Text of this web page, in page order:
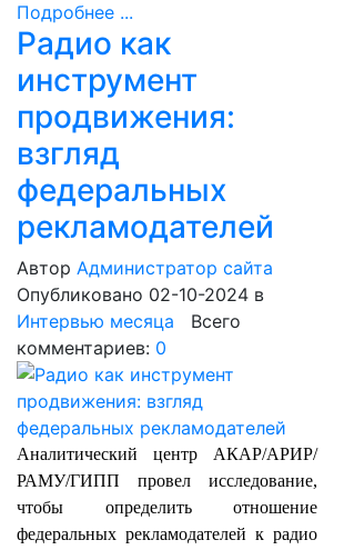
Подробнее ...
Радио как
инструмент
продвижения:
взгляд
федеральных
рекламодателей
Автор Администратор сайта
Опубликовано 02-10-2024 в
Интервью месяца Всего
комментариев: 0
Аналитический центр АКАР/АРИР/
РАМУ/ГИПП провел исследование,
чтобы определить отношение
федеральных рекламодателей к радио